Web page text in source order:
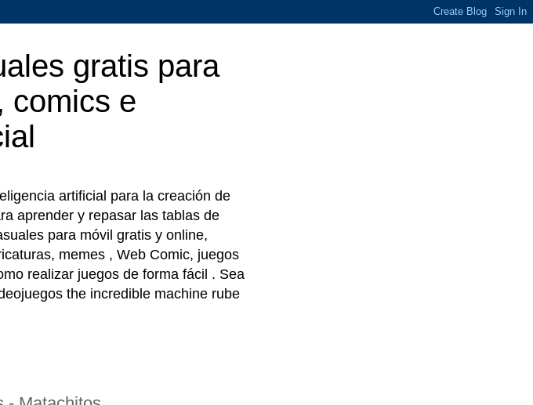
gratis para
comics e
artificial para la creación de
aprender y repasar las tablas de
para móvil gratis y online,
memes , Web Comic, juegos
realizar juegos de forma fácil . Sea
the incredible machine rube